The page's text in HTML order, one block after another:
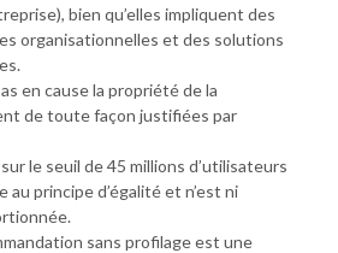
bien qu’elles impliquent des
organisationnelles et des solutions
en cause la propriété de la
de toute façon justifiées par
le seuil de 45 millions d’utilisateurs
principe d’égalité et n’est ni
sans profilage est une